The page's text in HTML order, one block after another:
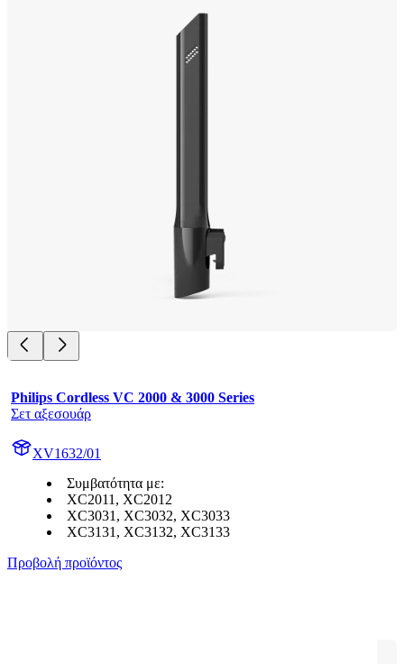
Philips Cordless VC 2000 & 3000 Series
Σετ αξεσουάρ
XV1632/01
Συμβατότητα με:
XC2011, XC2012
XC3031, XC3032, XC3033
XC3131, XC3132, XC3133
Προβολή προϊόντος